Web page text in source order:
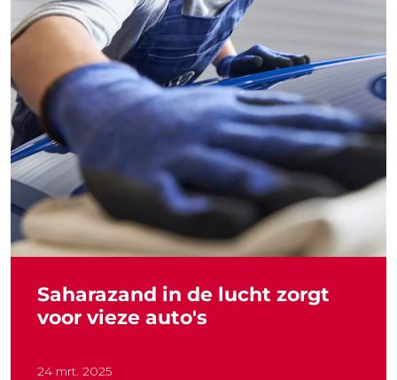
Saharazand in de lucht zorgt
voor vieze auto's
24 mrt. 2025